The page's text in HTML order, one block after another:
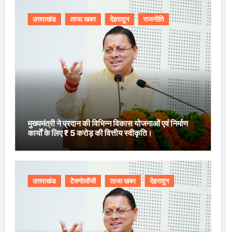
उत्तराखंड ताजा खबर देहरादून राजनीति
मुख्यमंत्री ने प्रदान की विभिन्न विकास योजनाओं एवं निर्माण
कार्यों के लिए ₹ 5 करोड़ की वित्तीय स्वीकृति।
उत्तराखंड टेक्नोलॉजी ताजा खबर देहरादून